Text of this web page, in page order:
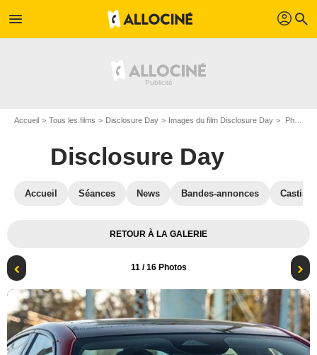
menu profil search
Accueil Tous les films Disclosure Day Images du film Disclosure Day Photo du film Disclosure Day - Photo 11
Disclosure Day
Accueil Séances News Bandes-annonces Casting
RETOUR À LA GALERIE
11/ 16 Photos